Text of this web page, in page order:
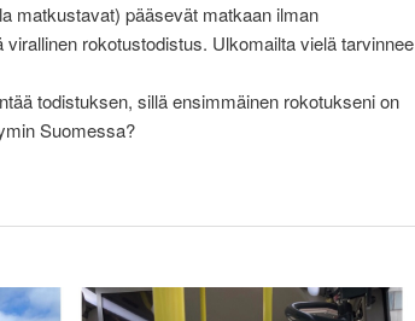
matkustavat) pääsevät matkaan ilman
rokotustodistus. Ulkomailta vielä tarvinnee
todistuksen, sillä ensimmäinen rokotukseni on
Suomessa?